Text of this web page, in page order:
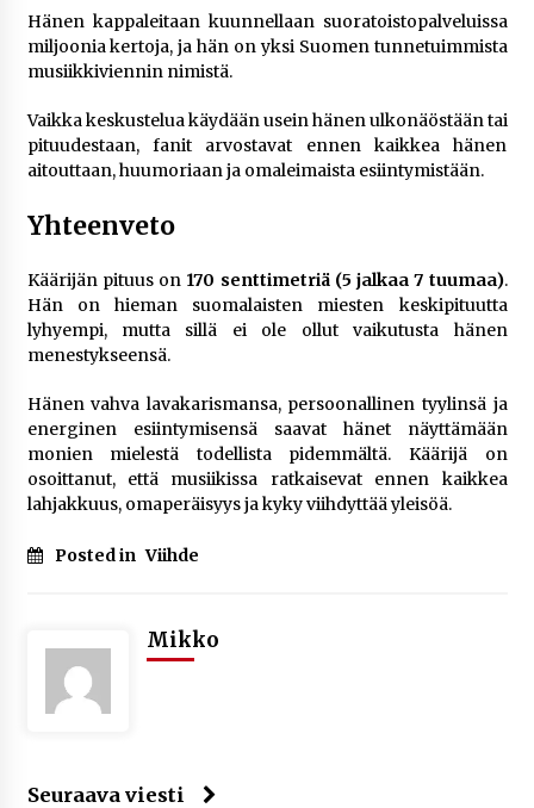
Hänen kappaleitaan kuunnellaan suoratoistopalveluissa
miljoonia kertoja, ja hän on yksi Suomen tunnetuimmista
musiikkiviennin nimistä.
Vaikka keskustelua käydään usein hänen ulkonäöstään tai
pituudestaan, fanit arvostavat ennen kaikkea hänen
aitouttaan, huumoriaan ja omaleimaista esiintymistään.
Yhteenveto
Käärijän pituus on 170 senttimetriä (5 jalkaa 7 tuumaa).
Hän on hieman suomalaisten miesten keskipituutta
lyhyempi, mutta sillä ei ole ollut vaikutusta hänen
menestykseensä.
Hänen vahva lavakarismansa, persoonallinen tyylinsä ja
energinen esiintymisensä saavat hänet näyttämään
monien mielestä todellista pidemmältä. Käärijä on
osoittanut, että musiikissa ratkaisevat ennen kaikkea
lahjakkuus, omaperäisyys ja kyky viihdyttää yleisöä.
Posted in Viihde
Mikko
Seuraava viesti